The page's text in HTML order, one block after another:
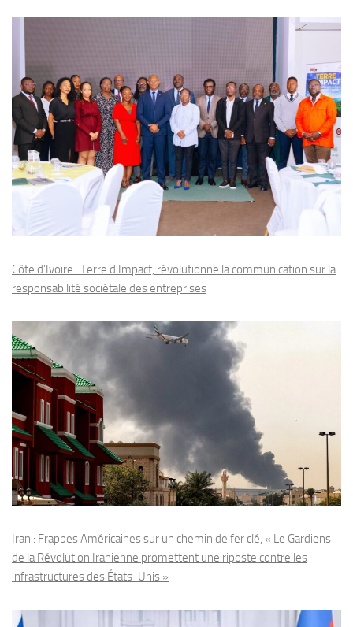
Côte d’Ivoire : Terre d’Impact, révolutionne la communication sur la
responsabilité sociétale des entreprises
Iran : Frappes Américaines sur un chemin de fer clé, « Le Gardiens
de la Révolution Iranienne promettent une riposte contre les
infrastructures des États-Unis »